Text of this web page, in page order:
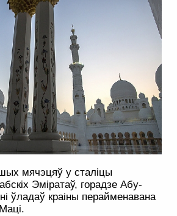
мячэцяў у сталіцы
Эміратаў, горадзе Абу-
ўладаў краіны перайменавана